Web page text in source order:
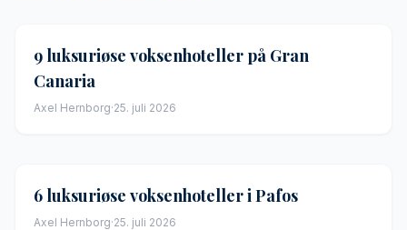
9 luksuriøse voksenhoteller på Gran
Canaria
Axel Hernborg·25. juli 2026
6 luksuriøse voksenhoteller i Pafos
Axel Hernborg·25. juli 2026